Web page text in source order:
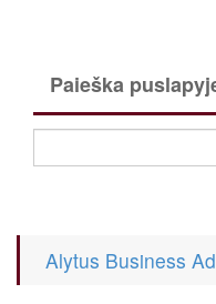
Paieška
Alytus Business